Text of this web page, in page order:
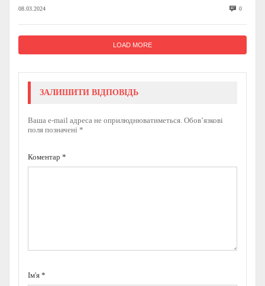
08.03.2024 0
LOAD MORE
ЗАЛИШИТИ ВІДПОВІДЬ
Ваша e-mail адреса не оприлюднюватиметься. Обов’язкові
поля позначені *
Коментар *
Ім'я *